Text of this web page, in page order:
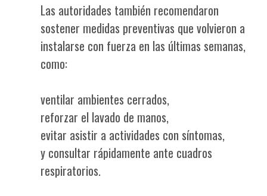
Las autoridades también recomendaron
sostener medidas preventivas que volvieron a
instalarse con fuerza en las últimas semanas,
como:
ventilar ambientes cerrados,
reforzar el lavado de manos,
evitar asistir a actividades con síntomas,
y consultar rápidamente ante cuadros
respiratorios.